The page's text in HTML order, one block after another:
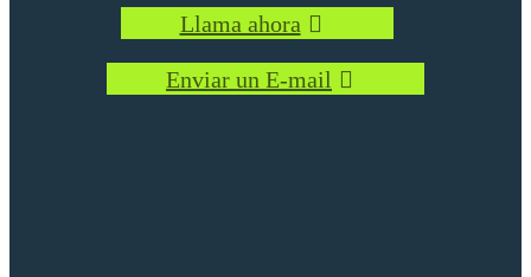
Llama ahora
Enviar un E-mail